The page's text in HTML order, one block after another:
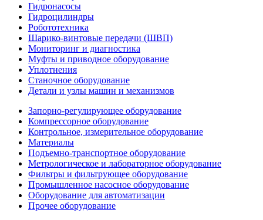
Гидронасосы
Гидроцилиндры
Робототехника
Шарико-винтовые передачи (ШВП)
Мониторинг и диагностика
Муфты и приводное оборудование
Уплотнения
Станочное оборудование
Детали и узлы машин и механизмов
Запорно-регулирующее оборудование
Компрессорное оборудование
Контрольное, измерительное оборудование
Материалы
Подъемно-транспортное оборудование
Метрологическое и лабораторное оборудование
Фильтры и фильтрующее оборудование
Промышленное насосное оборудование
Оборудование для автоматизации
Прочее оборудование